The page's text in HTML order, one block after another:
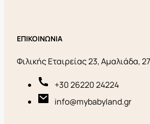
ΕΠΙΚΟΙΝΩΝΙΑ
Φιλικής Εταιρείας 23, Αμαλιάδα,
+30 26220 24224
info@mybabyland.gr